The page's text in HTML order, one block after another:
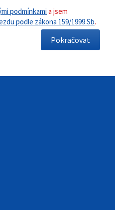
podmínkami a jsem
podle zákona 159/1999 Sb.